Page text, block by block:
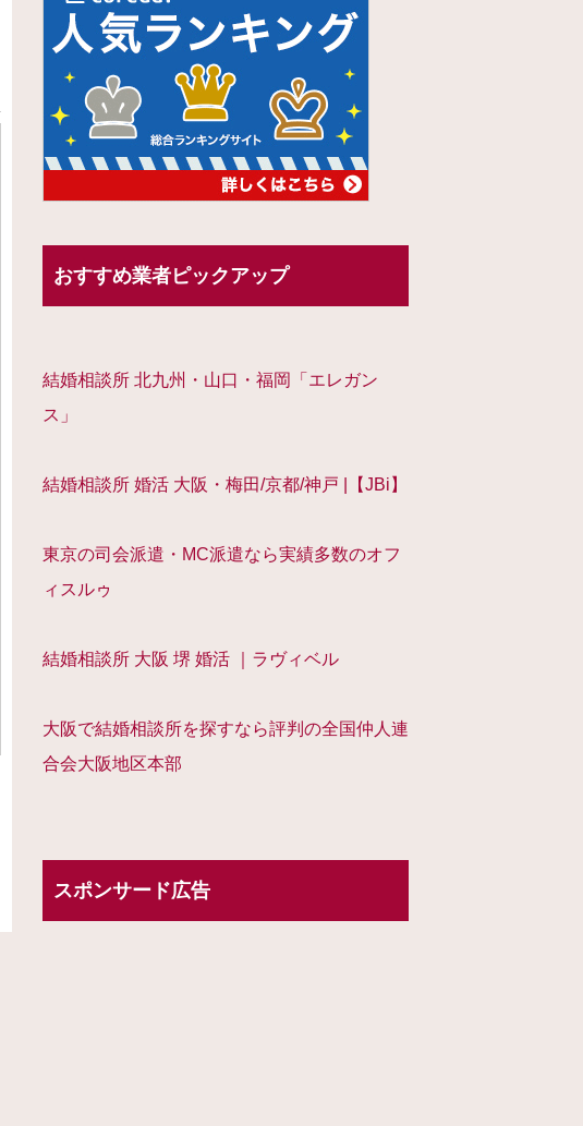
おすすめ業者ピックアップ
結婚相談所 北九州・山口・福岡「エレガン
ス」
結婚相談所 婚活 大阪・梅田/京都/神戸 |【JBi】
東京の司会派遣・MC派遣なら実績多数のオフ
ィスルゥ
結婚相談所 大阪 堺 婚活 ｜ラヴィベル
大阪で結婚相談所を探すなら評判の全国仲人連
合会大阪地区本部
スポンサード広告